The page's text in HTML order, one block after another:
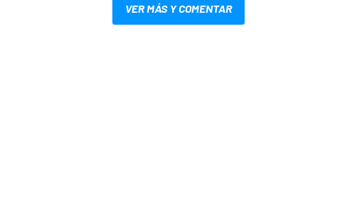
VER MÁS Y COMENTAR